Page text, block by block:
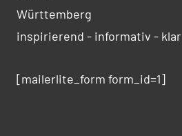
Württemberg
inspirierend - informativ - klar
[mailerlite_form form_id=1]